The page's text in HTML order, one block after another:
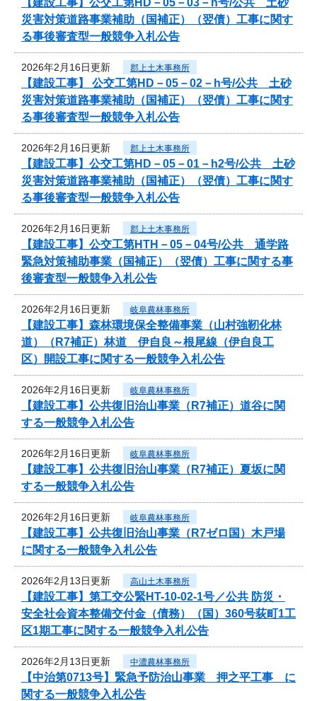
災害対策道路事業補助（国補正）（翌債）工事に関す
る事後審査型一般競争入札公告
2026年2月16日更新 郡上土木事務所
【建設工事】 公交工第HD－05－02－h号/公共 土砂
災害対策道路事業補助（国補正）（翌債）工事に関す
る事後審査型一般競争入札公告
2026年2月16日更新 郡上土木事務所
【建設工事】公交工第HD－05－01－h2号/公共 土砂
災害対策道路事業補助（国補正）（翌債）工事に関す
る事後審査型一般競争入札公告
2026年2月16日更新 郡上土木事務所
【建設工事】公交工第HTH－05－04号/公共 通学路
緊急対策補助事業（国補正）（翌債）工事に関する事
後審査型一般競争入札公告
2026年2月16日更新 岐阜農林事務所
【建設工事】森林環境保全整備事業（山村強靭化林
道）（R7補正）林道 伊自良～根尾線（伊自良工
区）開設工事に関する一般競争入札公告
2026年2月16日更新 岐阜農林事務所
【建設工事】公共復旧治山事業（R7補正）道谷に関
する一般競争入札公告
2026年2月16日更新 岐阜農林事務所
【建設工事】公共復旧治山事業（R7補正）夏坂に関
する一般競争入札公告
2026年2月16日更新 岐阜農林事務所
【建設工事】公共復旧治山事業（R7ゼロ国）木戸場
に関する一般競争入札公告
2026年2月13日更新 高山土木事務所
【建設工事】第工交公緊HT-10-02-1号／公共 防災・
安全社会資本整備交付金（債務）（国）360号荻町1工
区1期工事に関する一般競争入札公告
2026年2月13日更新 中濃農林事務所
【中治第0713号】緊急予防治山事業 押之平工事 に
関する一般競争入札公告